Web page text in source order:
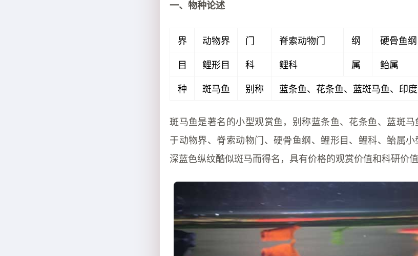
一、物种论述
界 动物界 门 脊索动物门 纲 硬骨鱼纲
目 鲤形目 科 鲤科 属 鲐属
种 斑马鱼 别称 蓝条鱼、花条鱼、蓝斑马鱼、印
斑马鱼是著名的小型观赏鱼，别称蓝条鱼、花条鱼、蓝斑
于动物界、脊索动物门、硬骨鱼纲、鲤形目、鲤科、鲐属
深蓝色纵纹酷似斑马而得名，具有价格的观赏价值和科研价值